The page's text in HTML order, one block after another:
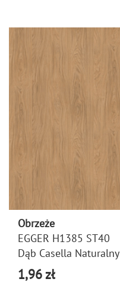
Obrzeże
EGGER H1385 ST40
Dąb Casella Naturalny
1,96 zł